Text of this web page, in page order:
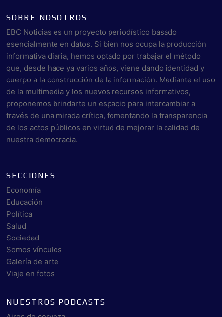
SOBRE NOSOTROS
EBC Noticias es un proyecto periodístico basado
esencialmente en datos. Si bien nos ocupa la producción
informativa diaria, hemos optado por trabajar el método
que, desde hace ya varios años, viene dando identidad y
cuerpo a la construcción de la información. Mediante el uso
de la multimedia y los nuevos recursos informativos,
proponemos brindarte un espacio para intercambiar a
través de una mirada crítica, fomentando la transparencia
de los actos públicos en virtud de mejorar la calidad de
nuestra democracia.
SECCIONES
Economía
Educación
Política
Salud
Sociedad
Somos vínculos
Galería de arte
Viaje en fotos
NUESTROS PODCASTS